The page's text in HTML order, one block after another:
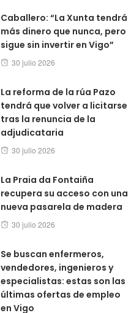
Caballero: “La Xunta tendrá
más dinero que nunca, pero
sigue sin invertir en Vigo”
Posted
30 julio 2026
La reforma de la rúa Pazo
tendrá que volver a licitarse
tras la renuncia de la
adjudicataria
Posted
30 julio 2026
La Praia da Fontaiña
recupera su acceso con una
nueva pasarela de madera
Posted
30 julio 2026
Se buscan enfermeros,
vendedores, ingenieros y
especialistas: estas son las
últimas ofertas de empleo
en Vigo